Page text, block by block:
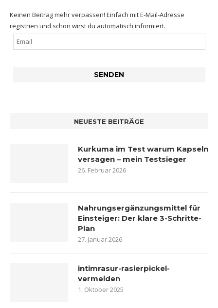
Keinen Beitrag mehr verpassen! Einfach mit E-Mail-Adresse
registrien und schon wirst du automatisch informiert.
NEUESTE BEITRÄGE
Kurkuma im Test warum Kapseln
versagen – mein Testsieger
26. Februar 2026
Nahrungsergänzungsmittel für
Einsteiger: Der klare 3-Schritte-
Plan
27. Januar 2026
intimrasur-rasierpickel-
vermeiden
1. Oktober 2025